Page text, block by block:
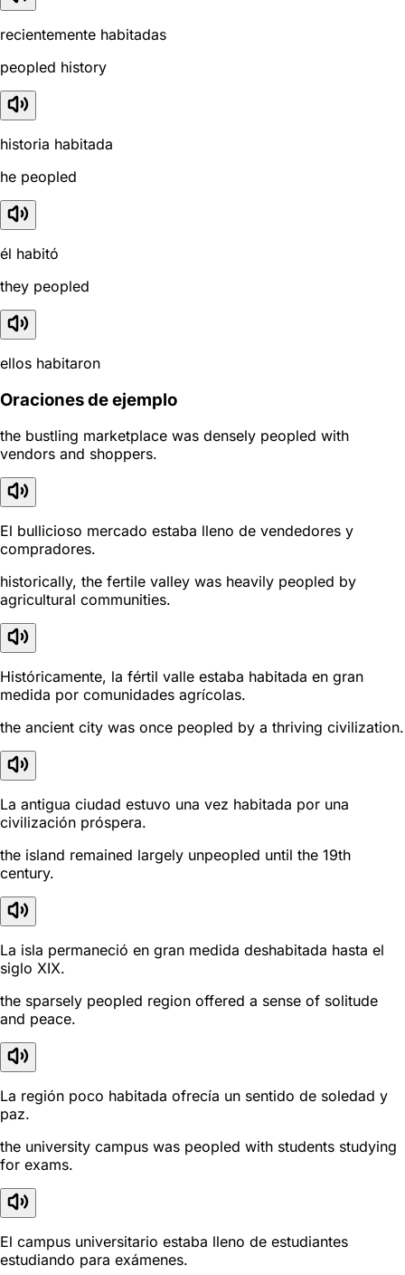
recientemente habitadas
peopled history
historia habitada
he peopled
él habitó
they peopled
ellos habitaron
Oraciones de ejemplo
the bustling marketplace was densely peopled with
vendors and shoppers.
El bullicioso mercado estaba lleno de vendedores y
compradores.
historically, the fertile valley was heavily peopled by
agricultural communities.
Históricamente, la fértil valle estaba habitada en gran
medida por comunidades agrícolas.
the ancient city was once peopled by a thriving civilization.
La antigua ciudad estuvo una vez habitada por una
civilización próspera.
the island remained largely unpeopled until the 19th
century.
La isla permaneció en gran medida deshabitada hasta el
siglo XIX.
the sparsely peopled region offered a sense of solitude
and peace.
La región poco habitada ofrecía un sentido de soledad y
paz.
the university campus was peopled with students studying
for exams.
El campus universitario estaba lleno de estudiantes
estudiando para exámenes.